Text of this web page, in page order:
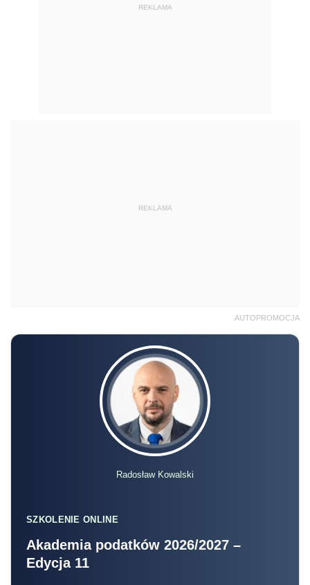
REKLAMA
REKLAMA
AUTOPROMOCJA
Radosław Kowalski
SZKOLENIE ONLINE
Akademia podatków 2026/2027 –
Edycja 11